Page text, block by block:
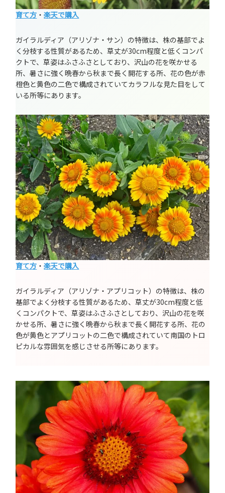
育て方 ・楽天で購入
ガイラルディア（アリゾナ・サン）の特徴は、株の基部でよ
く分枝する性質があるため、草丈が30cm程度と低くコンパ
クトで、草姿はふさふさとしており、沢山の花を咲かせる
所、暑さに強く晩春から秋まで長く開花する所、花の色が赤
橙色と黄色の二色で構成されていてカラフルな見た目をして
いる所等にあります。
育て方 ・楽天で購入
ガイラルディア（アリゾナ・アプリコット）の特徴は、株の
基部でよく分枝する性質があるため、草丈が30cm程度と低
くコンパクトで、草姿はふさふさとしており、沢山の花を咲
かせる所、暑さに強く晩春から秋まで長く開花する所、花の
色が黄色とアプリコットの二色で構成されていて南国のトロ
ピカルな雰囲気を感じさせる所等にあります。